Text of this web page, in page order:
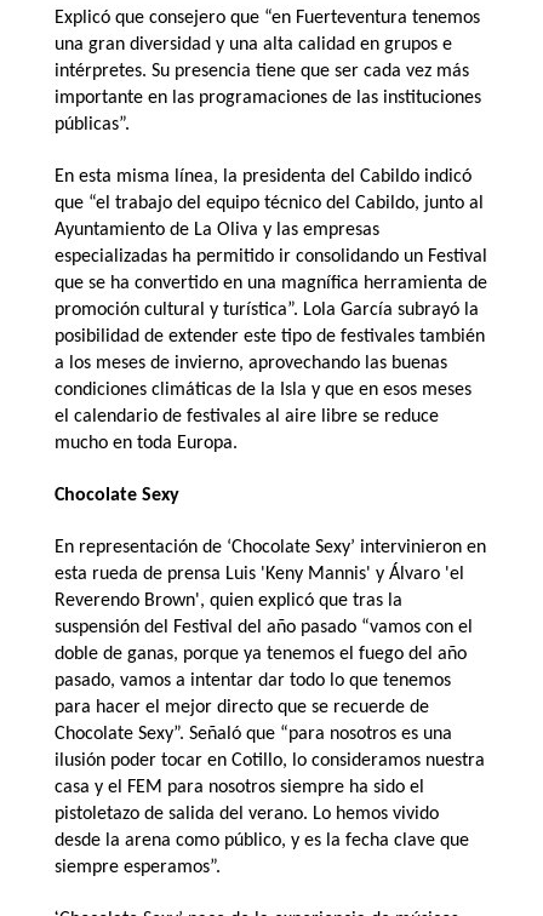
Explicó que consejero que “en Fuerteventura tenemos
una gran diversidad y una alta calidad en grupos e
intérpretes. Su presencia tiene que ser cada vez más
importante en las programaciones de las instituciones
públicas”.
En esta misma línea, la presidenta del Cabildo indicó
que “el trabajo del equipo técnico del Cabildo, junto al
Ayuntamiento de La Oliva y las empresas
especializadas ha permitido ir consolidando un Festival
que se ha convertido en una magnífica herramienta de
promoción cultural y turística”. Lola García subrayó la
posibilidad de extender este tipo de festivales también
a los meses de invierno, aprovechando las buenas
condiciones climáticas de la Isla y que en esos meses
el calendario de festivales al aire libre se reduce
mucho en toda Europa.
Chocolate Sexy
En representación de ‘Chocolate Sexy’ intervinieron en
esta rueda de prensa Luis'Keny Mannis' y Álvaro 'el
Reverendo Brown', quien explicó que tras la
suspensión del Festival del año pasado “vamos con el
doble de ganas, porque ya tenemos el fuego del año
pasado, vamos a intentar dar todo lo que tenemos
para hacer el mejor directo que se recuerde de
Chocolate Sexy”. Señaló que “para nosotros es una
ilusión poder tocar en Cotillo, lo consideramos nuestra
casa y el FEM para nosotros siempre ha sido el
pistoletazo de salida del verano. Lo hemos vivido
desde la arena como público, y es la fecha clave que
siempre esperamos”.